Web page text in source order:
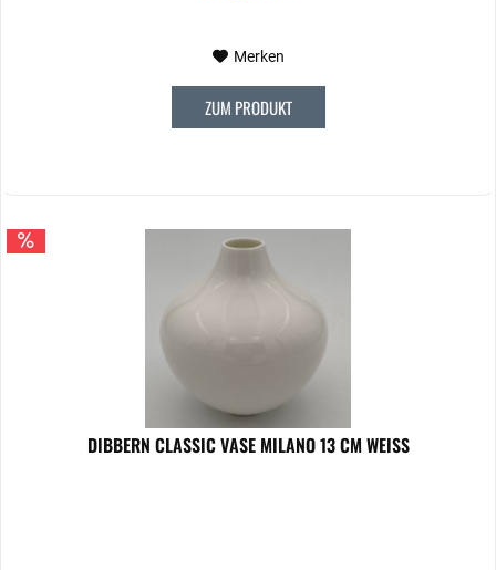
Merken
ZUM PRODUKT
DIBBERN CLASSIC VASE MILANO 13 CM WEISS